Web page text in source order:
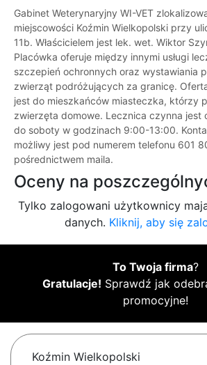
Gabinet Weterynaryjny WI-VET
miejscowości Koźmin Wielkopolski przy
11b. Właścicielem jest lek. wet. Wiktor
Placówka oferuje między innymi usługi
szczepień ochronnych oraz wystawiania
zwierząt podróżujących za granicę.
jest do mieszkańców miasteczka, którzy
zwierzęta domowe. Lecznica czynna jest
do soboty w godzinach 9:00-13:00.
możliwy jest pod numerem telefonu 601
pośrednictwem maila.
Oceny na
Tylko zalogowani użytkownicy
danych. Kliknij, aby się
To Twoja firma?
Gratulacje! Sprawdź jak
promocyjne!
Koźmin Wielkopolski